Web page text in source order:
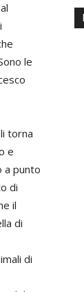
le
torna
e
a punto
di
il
di
di